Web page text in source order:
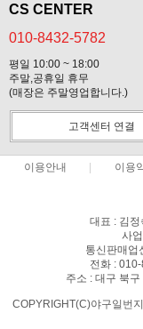
CS CENTER
010-8432-5782
평일 10:00 ~ 18:00
주말,공휴일 휴무
(매장은 주말영업합니다.)
고객센터 연결
이용안내 이용
대표 : 김
사
통신판매업
전화 :
주소 : 대구 북
COPYRIGHT(C)야구일번